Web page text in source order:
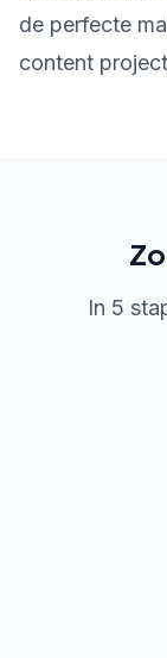
de perfecte
content
In 5